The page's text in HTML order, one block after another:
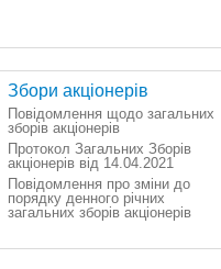
Збори акціонерів
Повідомлення щодо загальних
зборів акціонерів
Протокол Загальних Зборів
акціонерів від 14.04.2021
Повідомлення про зміни до
порядку денного річних
загальних зборів акціонерів